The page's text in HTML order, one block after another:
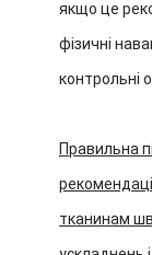
якщо це
фізичні
контрольні
Правильна
тканинам